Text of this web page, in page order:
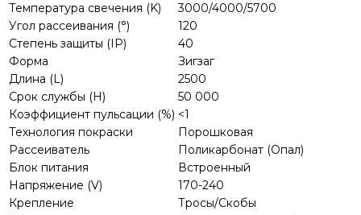
Температура свечения (K)
3000/4000/5700
Угол рассеивания (°)
120
Степень защиты (IP)
40
Форма
Зигзаг
Длина (L)
2500
Срок службы (H)
50 000
Коэффициент пульсации (%) <1
Технология покраски
Порошковая
Рассеиватель
Поликарбонат (Опал)
Блок питания
Встроенный
Напряжение (V)
170-240
Крепление
Тросы/Скобы